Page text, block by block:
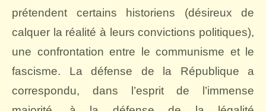
prétendent certains historiens (désireux de
calquer la réalité à leurs convictions politiques),
une confrontation entre le communisme et le
fascisme. La défense de la République a
correspondu, dans l’esprit de l’immense